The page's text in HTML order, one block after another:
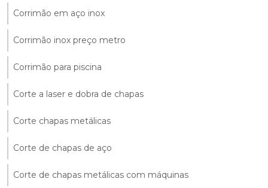
Corrimão em aço inox
Corrimão inox preço metro
Corrimão para piscina
Corte a laser e dobra de chapas
Corte chapas metálicas
Corte de chapas de aço
Corte de chapas metálicas com máquinas